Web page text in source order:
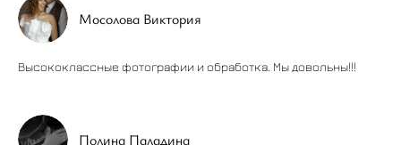
Мосолова Виктория
Высококлассные фотографии и обработка. Мы довольны!!!
Полина Паладина